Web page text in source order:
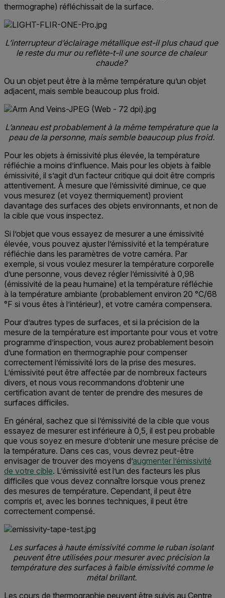
thermographe) réfléchissait de la surface.
L’interrupteur d’éclairage métallique est-il plus chaud que
le reste du mur ou reflète-t-il une source de chaleur
chaude?
Ou un objet peut être à la même température qu’un objet
adjacent, mais semble beaucoup plus froid.
L’anneau est probablement à la même température que la
peau de la personne, mais semble beaucoup plus froid.
Pour les objets à émissivité plus élevée, la température
réfléchie a moins d’influence. Mais pour les objets à faible
émissivité, il s’agit d’un facteur critique qui doit être compris
attentivement. À mesure que l’émissivité diminue, ce que
vous mesurez (et voyez thermiquement) provient
davantage des surfaces des objets environnants, et non de
la cible que vous inspectez.
Si l’objet que vous essayez de mesurer a une émissivité
élevée, vous pouvez ajuster l’émissivité et la température
réfléchie dans les paramètres de votre caméra. Par
exemple, si vous voulez mesurer la température corporelle
d’une personne, vous devez régler l’émissivité à 0,98
(émissivité de la peau humaine) et la température réfléchie
à la température ambiante (probablement environ 20 °C/68
°F si vous êtes à l’intérieur), et votre caméra compensera.
Pour d’autres types de surfaces, et si la précision de la
mesure de la température est importante pour vous et votre
programme d’inspection, vous aurez probablement besoin
d’une formation en thermographie pour compenser
correctement l’émissivité lors de la prise des mesures.
L’émissivité peut être affectée par de nombreux facteurs
divers, et nous vous recommandons d’obtenir une
certification avant de tenter de prendre des mesures de
surfaces difficiles.
En général, sachez que si l’émissivité de la cible que vous
essayez de mesurer est inférieure à 0,5, il est peu probable
que vous soyez en mesure d’obtenir une mesure précise de
la température. Dans ces cas, vous devrez peut-être
envisager de trouver des moyens d’augmenter l’émissivité
de votre cible. L’émissivité est l’un des facteurs les plus
difficiles que vous devez connaître lorsque vous prenez
des mesures de température. Cependant, il peut être
compris et, avec les bonnes techniques, il peut être
correctement compensé.
Les surfaces à haute émissivité comme le ruban isolant
peuvent être utilisées pour mesurer avec précision la
température des surfaces à faible émissivité comme le
métal brillant.
Les cours de thermographie peuvent être suivis au Centre